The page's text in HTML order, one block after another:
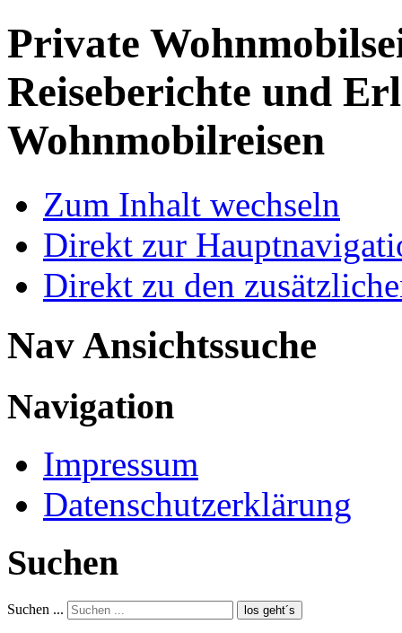
Private
Reiseberichte und
Wohnmobilreisen
Zum Inhalt wechseln
Direkt zur
Direkt zu den
Nav Ansichtssuche
Navigation
Impressum
Datenschutzerklärung
Suchen
Suchen ... los geht´s